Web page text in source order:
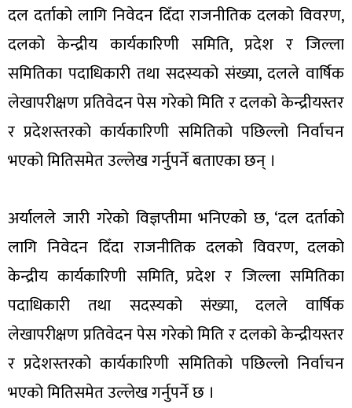
दल दर्ताको लागि निवेदन दिँदा राजनीतिक दलको विवरण,
दलको केन्द्रीय कार्यकारिणी समिति, प्रदेश र जिल्ला
समितिका पदाधिकारी तथा सदस्यको संख्या, दलले वार्षिक
लेखापरीक्षण प्रतिवेदन पेस गरेको मिति र दलको केन्द्रीयस्तर
र प्रदेशस्तरको कार्यकारिणी समितिको पछिल्लो निर्वाचन
भएको मितिसमेत उल्लेख गर्नुपर्ने बताएका छन् ।
अर्यालले जारी गरेको विज्ञप्तीमा भनिएको छ, ‘दल दर्ताको
लागि निवेदन दिँदा राजनीतिक दलको विवरण, दलको
केन्द्रीय कार्यकारिणी समिति, प्रदेश र जिल्ला समितिका
पदाधिकारी तथा सदस्यको संख्या, दलले वार्षिक
लेखापरीक्षण प्रतिवेदन पेस गरेको मिति र दलको केन्द्रीयस्तर
र प्रदेशस्तरको कार्यकारिणी समितिको पछिल्लो निर्वाचन
भएको मितिसमेत उल्लेख गर्नुपर्ने छ ।